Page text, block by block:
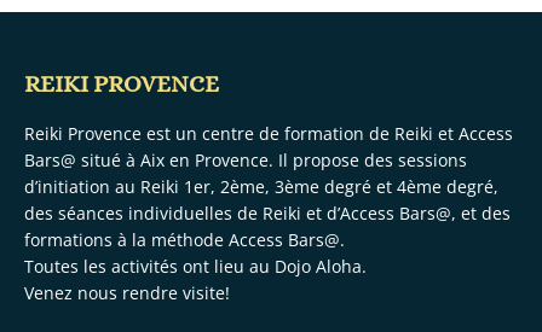
REIKI PROVENCE
Reiki Provence est un centre de formation de Reiki et Access
Bars@ situé à Aix en Provence. Il propose des sessions
d’initiation au Reiki 1er, 2ème, 3ème degré et 4ème degré,
des séances individuelles de Reiki et d’Access Bars@, et des
formations à la méthode Access Bars@.
Toutes les activités ont lieu au Dojo Aloha.
Venez nous rendre visite!